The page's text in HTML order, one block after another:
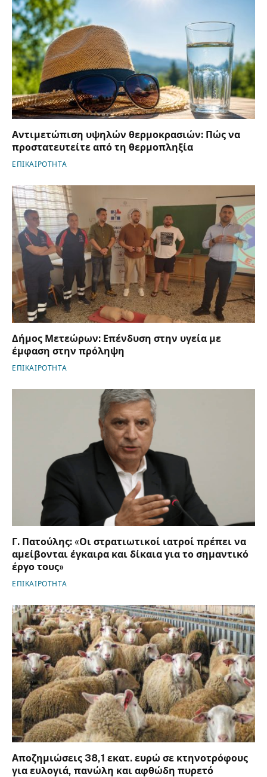
Αντιμετώπιση υψηλών θερμοκρασιών: Πώς να
προστατευτείτε από τη θερμοπληξία
ΕΠΙΚΑΙΡΟΤΗΤΑ
Δήμος Μετεώρων: Επένδυση στην υγεία με
έμφαση στην πρόληψη
ΕΠΙΚΑΙΡΟΤΗΤΑ
Γ. Πατούλης: «Οι στρατιωτικοί ιατροί πρέπει να
αμείβονται έγκαιρα και δίκαια για το σημαντικό
έργο τους»
ΕΠΙΚΑΙΡΟΤΗΤΑ
Αποζημιώσεις 38,1 εκατ. ευρώ σε κτηνοτρόφους
για ευλογιά, πανώλη και αφθώδη πυρετό